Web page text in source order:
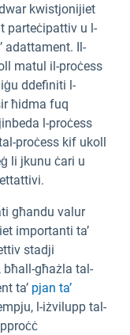
kwistjonijiet
parteċipattiv u l-
adattament. Il-
matul il-proċess
ddefiniti l-
ħidma fuq
l-proċess
proċess kif ukoll
li jkunu ċari u
għandu valur
importanti ta’
stadji
bħall-għażla tal-
ta’ pjan ta’
l-iżvilupp tal-